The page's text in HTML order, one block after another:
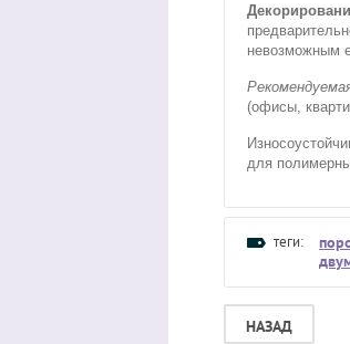
невозможным
(офисы,
для
теги:
НАЗАД